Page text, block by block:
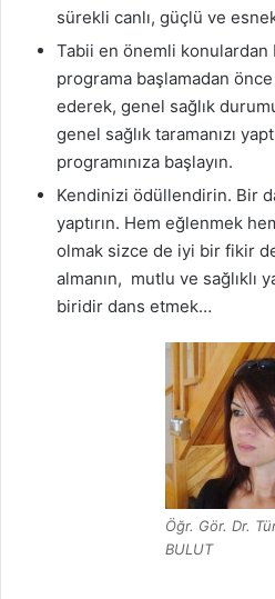
sürekli canlı, güçlü ve
Tabii en önemli
programa başlamadan
ederek, genel sağlık
genel sağlık taramanızı
programınıza başlayın.
Kendinizi ödüllendirin. Bir
yaptırın. Hem eğlenmek
olmak sizce de iyi bir fikir
almanın, mutlu ve sağlıklı
biridir dans etmek…
Öğr. Gör. Dr.
BULUT